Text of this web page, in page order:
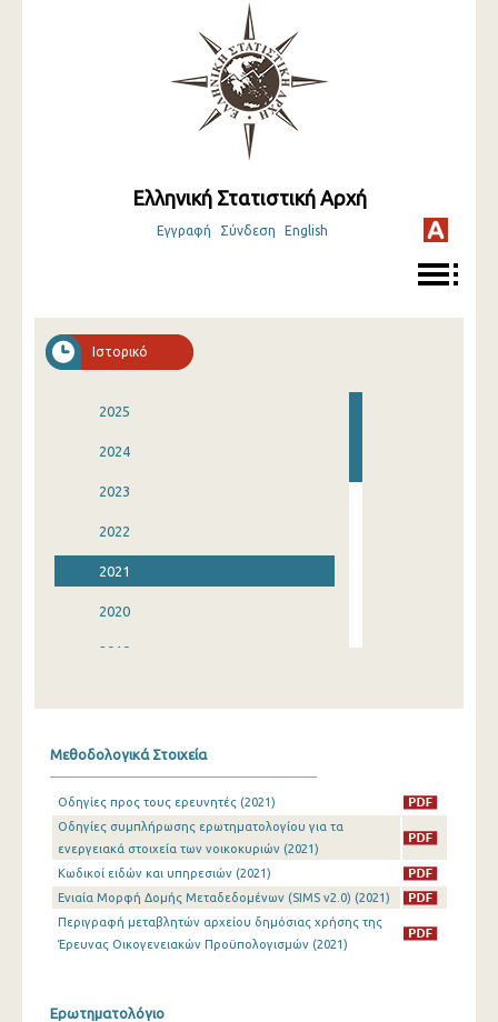
Ελληνική Στατιστική Αρχή
Εγγραφή Σύνδεση English
Ιστορικό
2025
2024
2023
2022
2021
2020
2019
2015
2014
2013
2012
2010
Μεθοδολογικά Στοιχεία
Οδηγίες προς τους ερευνητές (2021)
Οδηγίες συμπλήρωσης ερωτηματολογίου για τα
ενεργειακά στοιχεία των νοικοκυριών (2021)
Κωδικοί ειδών και υπηρεσιών (2021)
Ενιαία Μορφή Δομής Μεταδεδομένων (SIMS v2.0) (2021)
Περιγραφή μεταβλητών αρχείου δημόσιας χρήσης της
Έρευνας Οικογενειακών Προϋπολογισμών (2021)
Ερωτηματολόγιο